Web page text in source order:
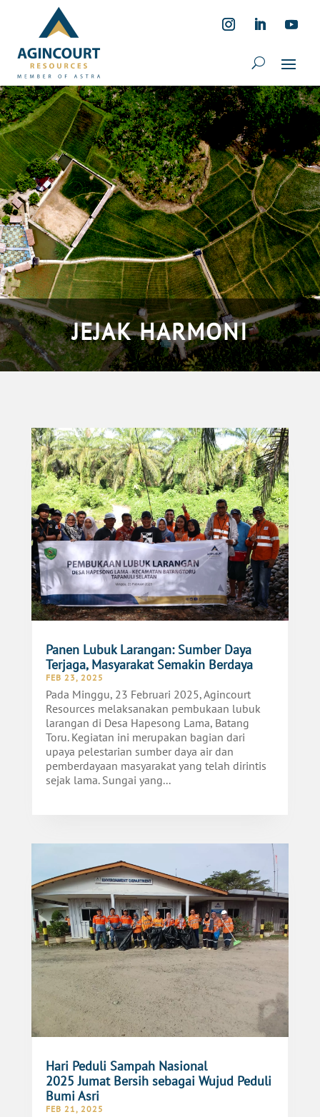
JEJAK HARMONI
Panen Lubuk Larangan: Sumber Daya
Terjaga, Masyarakat Semakin Berdaya
FEB 23, 2025
Pada Minggu, 23 Februari 2025, Agincourt
Resources melaksanakan pembukaan lubuk
larangan di Desa Hapesong Lama, Batang
Toru. Kegiatan ini merupakan bagian dari
upaya pelestarian sumber daya air dan
pemberdayaan masyarakat yang telah dirintis
sejak lama. Sungai yang...
Hari Peduli Sampah Nasional
2025 Jumat Bersih sebagai Wujud Peduli
Bumi Asri
FEB 21, 2025